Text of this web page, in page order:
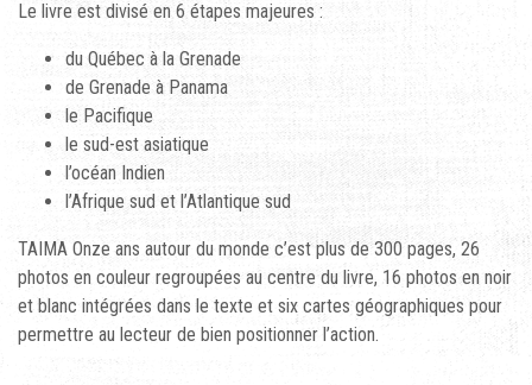
Le livre est divisé en 6 étapes majeures :
du Québec à la Grenade
de Grenade à Panama
le Pacifique
le sud-est asiatique
l’océan Indien
l’Afrique sud et l’Atlantique sud
TAIMA Onze ans autour du monde c’est plus de 300 pages, 26
photos en couleur regroupées au centre du livre, 16 photos en noir
et blanc intégrées dans le texte et six cartes géographiques pour
permettre au lecteur de bien positionner l’action.